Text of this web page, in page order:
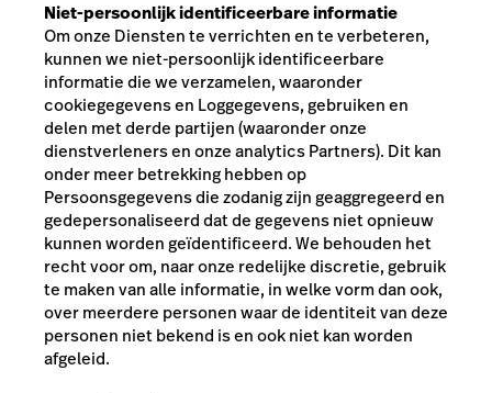
Niet-persoonlijk identificeerbare informatie
Om onze Diensten te verrichten en te verbeteren,
kunnen we niet-persoonlijk identificeerbare
informatie die we verzamelen, waaronder
cookiegegevens en Loggegevens, gebruiken en
delen met derde partijen (waaronder onze
dienstverleners en onze analytics Partners). Dit kan
onder meer betrekking hebben op
Persoonsgegevens die zodanig zijn geaggregeerd en
gedepersonaliseerd dat de gegevens niet opnieuw
kunnen worden geïdentificeerd. We behouden het
recht voor om, naar onze redelijke discretie, gebruik
te maken van alle informatie, in welke vorm dan ook,
over meerdere personen waar de identiteit van deze
personen niet bekend is en ook niet kan worden
afgeleid.